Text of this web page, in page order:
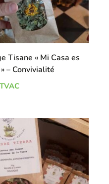
Tisane « Mi Casa es
– Convivialité
TVAC